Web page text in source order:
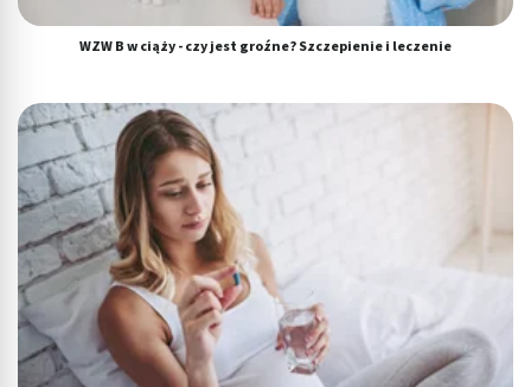
WZW B w ciąży - czy jest groźne? Szczepienie i leczenie